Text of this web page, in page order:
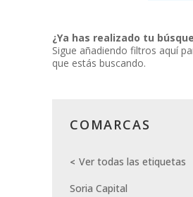
¿Ya has realizado tu
Sigue añadiendo filtros aquí
que estás buscando.
COMARCAS
Ver todas las etiquetas
Soria Capital